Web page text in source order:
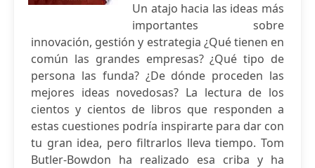
Un atajo hacia las ideas más
importantes sobre
innovación, gestión y estrategia ¿Qué tienen en
común las grandes empresas? ¿Qué tipo de
persona las funda? ¿De dónde proceden las
mejores ideas novedosas? La lectura de los
cientos y cientos de libros que responden a
estas cuestiones podría inspirarte para dar con
tu gran idea, pero filtrarlos lleva tiempo. Tom
Butler-Bowdon ha realizado esa criba y ha